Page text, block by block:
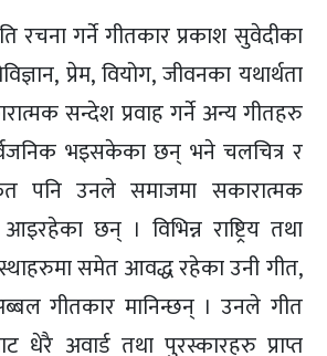
रचना गर्ने गीतकार प्रकाश सुवेदीका
प्रेम, वियोग, जीवनका यथार्थता
सन्देश प्रवाह गर्ने अन्य गीतहरु
भइसकेका छन् भने चलचित्र र
पनि उनले समाजमा सकारात्मक
छन् । विभिन्न राष्ट्रिय तथा
समेत आवद्ध रहेका उनी गीत,
गीतकार मानिन्छन् । उनले गीत
धेरै अवार्ड तथा पुरस्कारहरु प्राप्त